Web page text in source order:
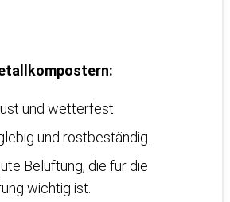
und wetterfest.
und rostbeständig.
Belüftung, die für die
wichtig ist.